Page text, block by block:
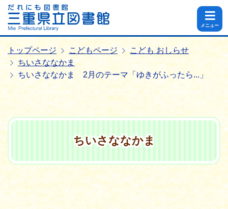
メニュー
トップページ こどもページ
こども おしらせ
ちいさななかま
ちいさななかま 2月のテーマ「ゆきがふったら...」
ちいさななかま